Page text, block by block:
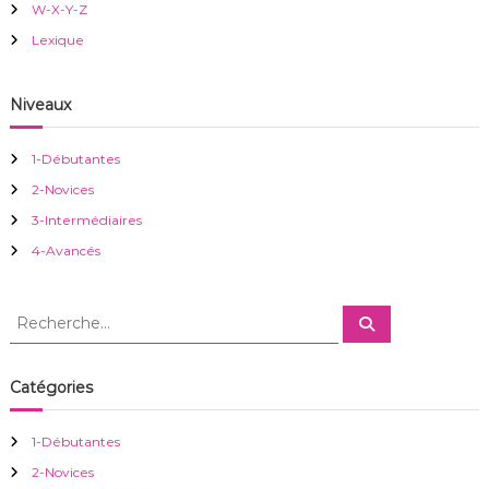
o
n
d
e
l
a
r
t
W-X-Y-Z
Lexique
Niveaux
1-Débutantes
2-Novices
3-Intermédiaires
4-Avancés
R
h
e
c
h
R
c
Catégories
1-Débutantes
2-Novices